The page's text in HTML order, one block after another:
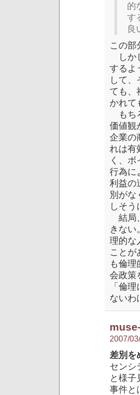
的
す
良
この部
しか
するよ
して
ても、
かれて
もち
価値観
企業の
れは有
く、
行為に
利益の
別がな
しそう
結局
きな
理的な
ことが
も倫
会政策
「倫
ないわ
2007/
差別を
センシ
と様
事件と